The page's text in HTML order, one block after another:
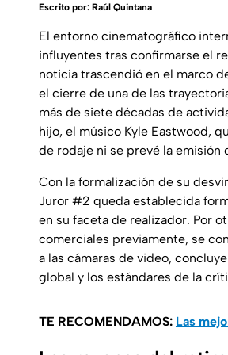
Escrito por: Raúl Quintana
El entorno cinematográfico
influyentes tras confirmarse el
noticia trascendió en el marco
el cierre de una de las
más de siete décadas de
hijo, el músico Kyle Eastwood,
de rodaje ni se prevé la
Con la formalización de su
Juror #2 queda establecida
en su faceta de realizador. Por
comerciales previamente, se
a las cámaras de video,
global y los estándares de la
TE RECOMENDAMOS: Las